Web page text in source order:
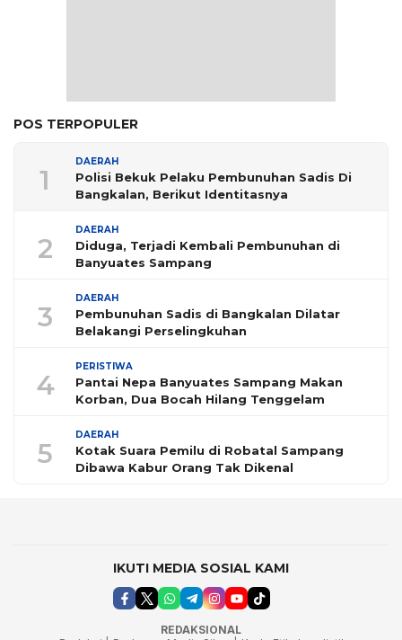
POS TERPOPULER
1
DAERAH
Polisi Bekuk Pelaku Pembunuhan Sadis Di
Bangkalan, Berikut Identitasnya
2
DAERAH
Diduga, Terjadi Kembali Pembunuhan di
Banyuates Sampang
3
DAERAH
Pembunuhan Sadis di Bangkalan Dilatar
Belakangi Perselingkuhan
4
PERISTIWA
Pantai Nepa Banyuates Sampang Makan
Korban, Dua Bocah Hilang Tenggelam
5
DAERAH
Kotak Suara Pemilu di Robatal Sampang
Dibawa Kabur Orang Tak Dikenal
IKUTI MEDIA SOSIAL KAMI
REDAKSIONAL